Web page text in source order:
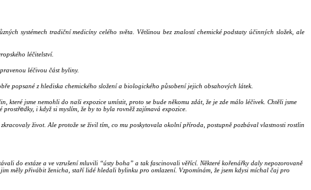
systémech tradiční medicíny celého světa. Většinou bez znalostí chemické podstaty účinných složek, ale
léčitelství.
léčivou část byliny.
popsané z hlediska chemického složení a biologického působení jejich obsahových látek.
jsme nemohli do naši expozice umístit, proto se bude někomu zdát, že je zde málo léčivek. Chtěli jsme
prostředky, i když si myslím, že by to byla rovněž zajímavá expozice.
život. Ale protože se živil tím, co mu poskytovala okolní příroda, postupně pozbával vlastnosti rostlin
do extáze a ve vzrušení mluvili “ústy boha” a tak fascinovali věřící. Některé kořenářky daly nepozorovaně
měly přivábit ženicha, staří lidé hledali bylinku pro omlazení. Vzpomínám, že jsem kdysi míchal čaj pro